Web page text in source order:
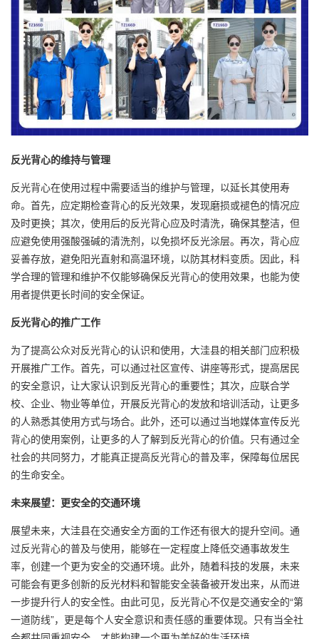
反光背心的维持与管理
反光背心在使用过程中需要适当的维护与管理，以延长其使用寿
命。首先，应定期检查背心的反光效果，发现磨损或褪色的情况应
及时更换；其次，使用后的反光背心应及时清洗，确保其整洁，但
应避免使用强酸强碱的清洗剂，以免损坏反光涂层。再次，背心应
妥善存放，避免阳光直射和高温环境，以防其材料变质。因此，科
学合理的管理和维护不仅能够确保反光背心的使用效果，也能为使
用者提供更长时间的安全保证。
反光背心的推广工作
为了提高公众对反光背心的认识和使用，大洼县的相关部门应积极
开展推广工作。首先，可以通过社区宣传、讲座等形式，提高居民
的安全意识，让大家认识到反光背心的重要性；其次，应联合学
校、企业、物业等单位，开展反光背心的发放和培训活动，让更多
的人熟悉其使用方式与场合。此外，还可以通过当地媒体宣传反光
背心的使用案例，让更多的人了解到反光背心的价值。只有通过全
社会的共同努力，才能真正提高反光背心的普及率，保障每位居民
的生命安全。
未来展望：更安全的交通环境
展望未来，大洼县在交通安全方面的工作还有很大的提升空间。通
过反光背心的普及与使用，能够在一定程度上降低交通事故发生
率，创建一个更为安全的交通环境。此外，随着科技的发展，未来
可能会有更多创新的反光材料和智能安全装备被开发出来，从而进
一步提升行人的安全性。由此可见，反光背心不仅是交通安全的“第
一道防线”，更是每个人安全意识和责任感的重要体现。只有当全社